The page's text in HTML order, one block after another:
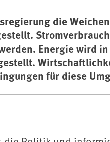
die
Energie wird
für diese